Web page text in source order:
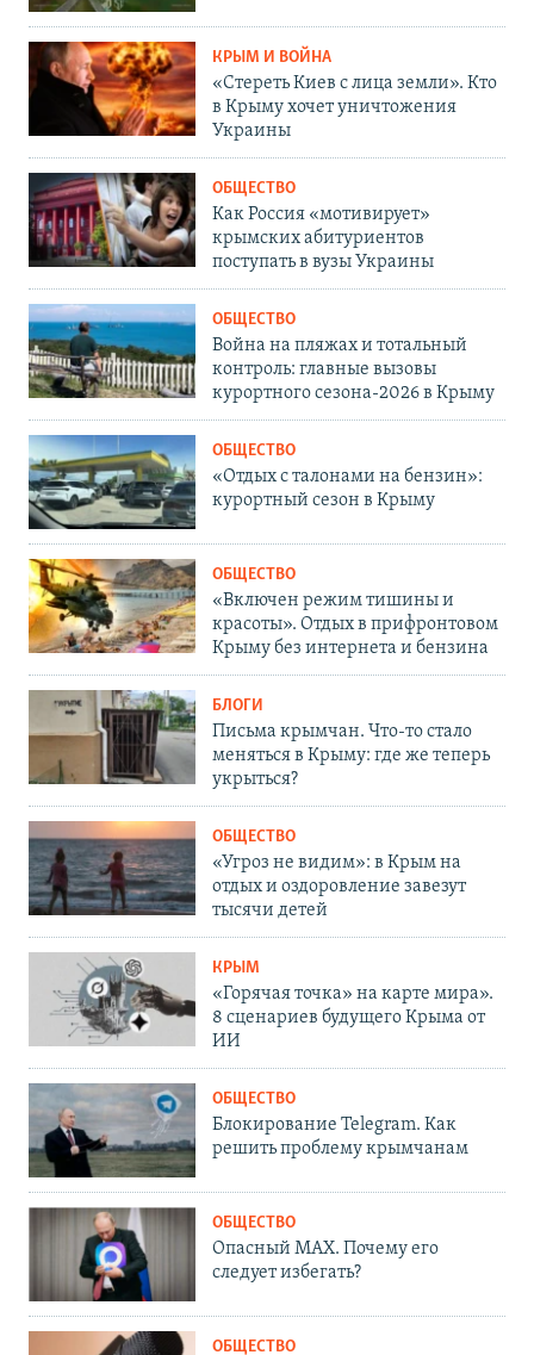
КРЫМ И ВОЙНА
«Стереть Киев с лица земли». Кто
в Крыму хочет уничтожения
Украины
ОБЩЕСТВО
Как Россия «мотивирует»
крымских абитуриентов
поступать в вузы Украины
ОБЩЕСТВО
Война на пляжах и тотальный
контроль: главные вызовы
курортного сезона-2026 в Крыму
ОБЩЕСТВО
«Отдых с талонами на бензин»:
курортный сезон в Крыму
ОБЩЕСТВО
«Включен режим тишины и
красоты». Отдых в прифронтовом
Крыму без интернета и бензина
БЛОГИ
Письма крымчан. Что-то стало
меняться в Крыму: где же теперь
укрыться?
ОБЩЕСТВО
«Угроз не видим»: в Крым на
отдых и оздоровление завезут
тысячи детей
КРЫМ
«Горячая точка» на карте мира».
8 сценариев будущего Крыма от
ИИ
ОБЩЕСТВО
Блокирование Telegram. Как
решить проблему крымчанам
ОБЩЕСТВО
Опасный MAX. Почему его
следует избегать?
ОБЩЕСТВО